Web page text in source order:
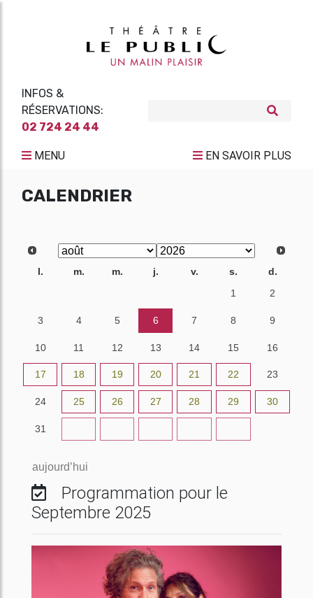
INFOS &
RÉSERVATIONS:
02 724 24 44
MENU EN SAVOIR PLUS
CALENDRIER
l. m. m. j. v. s.
d.
1 2
3 4 5 6 7 8 9
10 11 12 13 14 15 16
17 18 19 20 21 22 23
24 25 26 27 28 29 30
31
aujourd’hui
Programmation pour le
Septembre 2025